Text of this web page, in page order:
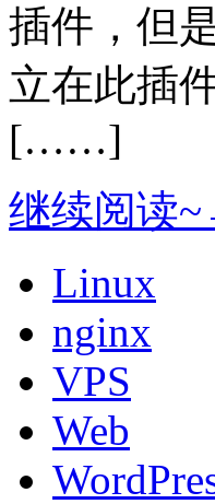
插件，但
立在此插
[……]
继续阅读
Linux
nginx
VPS
Web